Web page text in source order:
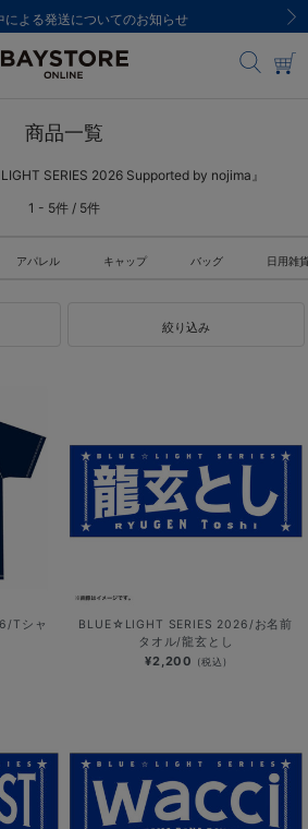
による発送についてのお知らせ
商品一覧
SERIES 2026 Supported by nojima』
1 - 5件 / 5件
アパレル キャップ バッグ 日用雑
絞り込み
Tシャ
BLUE☆LIGHT SERIES 2026/お名前
タオル/龍玄とし
¥2,200 (税込)